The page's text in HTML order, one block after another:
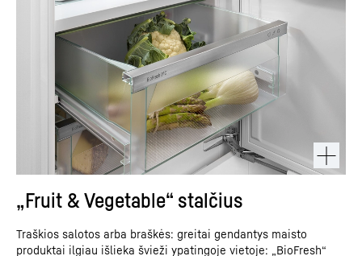
„Fruit & Vegetable“ stalčius
Traškios salotos arba braškės: greitai gendantys maisto
produktai ilgiau išlieka švieži ypatingoje vietoje: „BioFresh“